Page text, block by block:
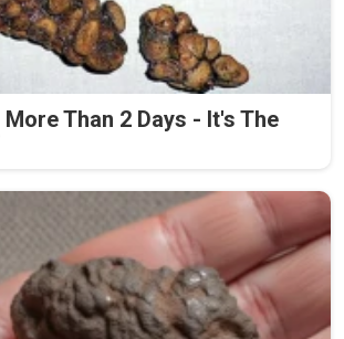
Than 2 Days - It's The